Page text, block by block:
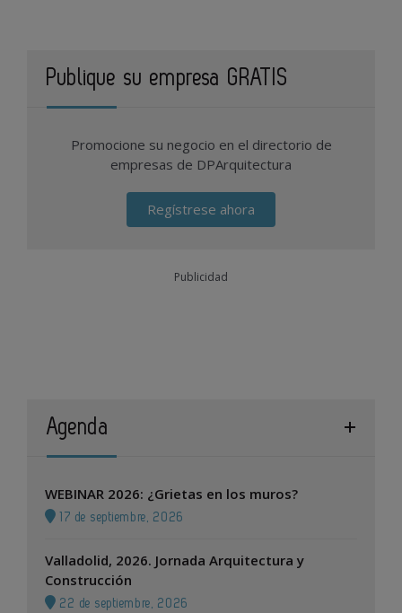
Publique su empresa GRATIS
Promocione su negocio en el directorio de
empresas de DPArquitectura
Regístrese ahora
Publicidad
Agenda
WEBINAR 2026: ¿Grietas en los muros?
17 de septiembre, 2026
Valladolid, 2026. Jornada Arquitectura y
Construcción
22 de septiembre, 2026